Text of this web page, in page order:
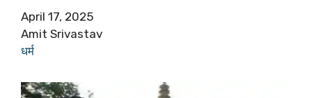
Date
April 17, 2025
Author
Amit Srivastav
In relation to
धर्म